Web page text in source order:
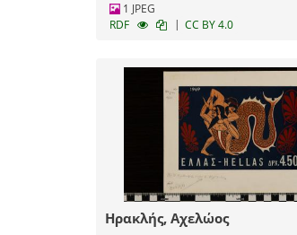
1 JPEG
RDF
| CC BY 4.0
Ηρακλής, Αχελώος